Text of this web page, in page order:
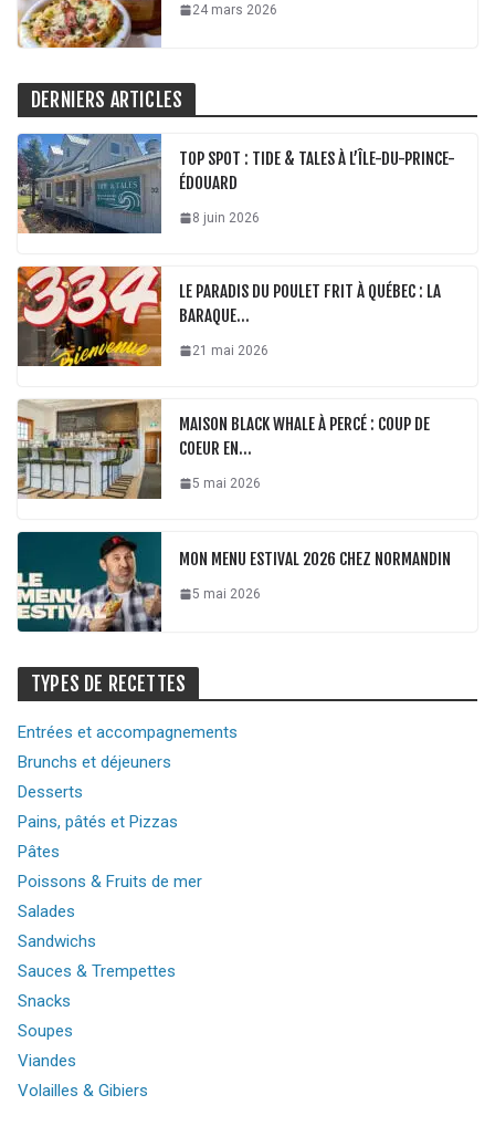
24 mars 2026
DERNIERS ARTICLES
TOP SPOT : TIDE & TALES À L’ÎLE-DU-PRINCE-
ÉDOUARD
8 juin 2026
LE PARADIS DU POULET FRIT À QUÉBEC : LA
BARAQUE…
21 mai 2026
MAISON BLACK WHALE À PERCÉ : COUP DE
COEUR EN…
5 mai 2026
MON MENU ESTIVAL 2026 CHEZ NORMANDIN
5 mai 2026
TYPES DE RECETTES
Entrées et accompagnements
Brunchs et déjeuners
Desserts
Pains, pâtés et Pizzas
Pâtes
Poissons & Fruits de mer
Salades
Sandwichs
Sauces & Trempettes
Snacks
Soupes
Viandes
Volailles & Gibiers